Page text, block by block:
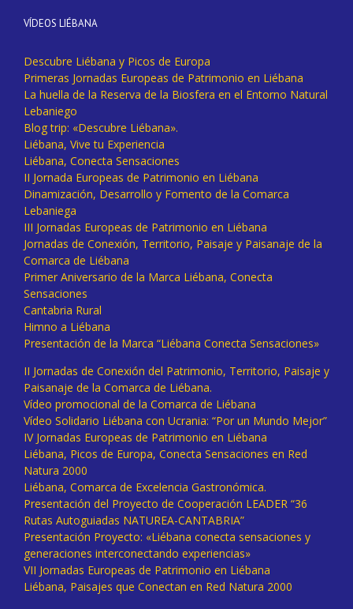
VÍDEOS LIÉBANA
Descubre Liébana y Picos de Europa
Primeras Jornadas Europeas de Patrimonio en Liébana
La huella de la Reserva de la Biosfera en el Entorno Natural
Lebaniego
Blog trip: «Descubre Liébana».
Liébana, Vive tu Experiencia
Liébana, Conecta Sensaciones
II Jornada Europeas de Patrimonio en Liébana
Dinamización, Desarrollo y Fomento de la Comarca
Lebaniega
III Jornadas Europeas de Patrimonio en Liébana
Jornadas de Conexión, Territorio, Paisaje y Paisanaje de la
Comarca de Liébana
Primer Aniversario de la Marca Liébana, Conecta
Sensaciones
Cantabria Rural
Himno a Liébana
Presentación de la Marca “Liébana Conecta Sensaciones»
II Jornadas de Conexión del Patrimonio, Territorio, Paisaje y
Paisanaje de la Comarca de Liébana.
Vídeo promocional de la Comarca de Liébana
Vídeo Solidario Liébana con Ucrania: “Por un Mundo Mejor”
IV Jornadas Europeas de Patrimonio en Liébana
Liébana, Picos de Europa, Conecta Sensaciones en Red
Natura 2000
Liébana, Comarca de Excelencia Gastronómica.
Presentación del Proyecto de Cooperación LEADER “36
Rutas Autoguiadas NATUREA-CANTABRIA”
Presentación Proyecto: «Liébana conecta sensaciones y
generaciones interconectando experiencias»
VII Jornadas Europeas de Patrimonio en Liébana
Liébana, Paisajes que Conectan en Red Natura 2000